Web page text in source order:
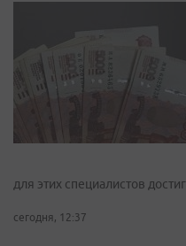
для этих специалистов
сегодня, 12:37